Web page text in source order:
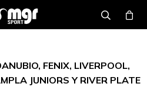
FENIX, LIVERPOOL,
JUNIORS Y RIVER PLATE